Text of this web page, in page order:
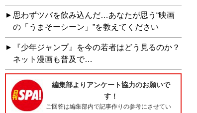
思わずツバを飲み込んだ…あなたが思う“映画
の「うまそーシーン」”を教えてください
『少年ジャンプ』を今の若者はどう見るのか？
ネット漫画も普及で…